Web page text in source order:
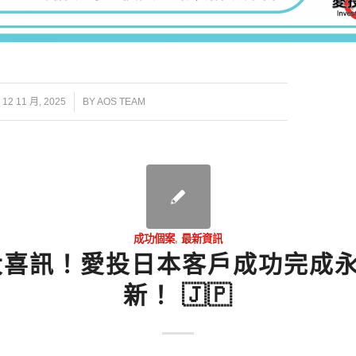
12 11 月, 2025
/ BYAOS TEAM
成功個案, 最新資訊
訊！愛投日本客戶成功完成
新！ 🇯🇵